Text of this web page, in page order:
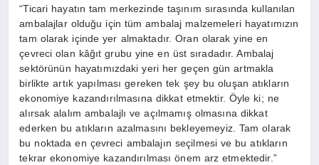
“Ticari hayatın tam merkezinde taşınım sırasında kullanılan
ambalajlar olduğu için tüm ambalaj malzemeleri hayatımızın
tam olarak içinde yer almaktadır. Oran olarak yine en
çevreci olan kâğıt grubu yine en üst sıradadır. Ambalaj
sektörünün hayatımızdaki yeri her geçen gün artmakla
birlikte artık yapılması gereken tek şey bu oluşan atıkların
ekonomiye kazandırılmasına dikkat etmektir. Öyle ki; ne
alırsak alalım ambalajlı ve açılmamış olmasına dikkat
ederken bu atıkların azalmasını bekleyemeyiz. Tam olarak
bu noktada en çevreci ambalajın seçilmesi ve bu atıkların
tekrar ekonomiye kazandırılması önem arz etmektedir.”